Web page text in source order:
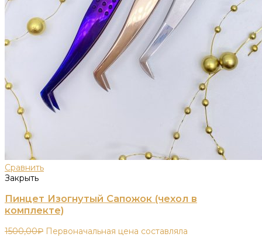
Сравнить
Закрыть
Пинцет Изогнутый Сапожок (чехол в
комплекте)
1500,00₽ Первоначальная цена составляла